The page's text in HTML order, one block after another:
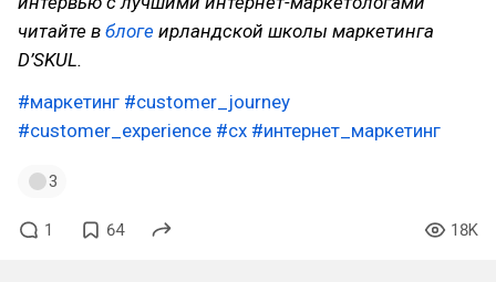
читайте в блоге ирландской школы маркетинга
D’SKUL.
#маркетинг #customer_journey
#customer_experience #cx #интернет_маркетинг
3
1 64 18K